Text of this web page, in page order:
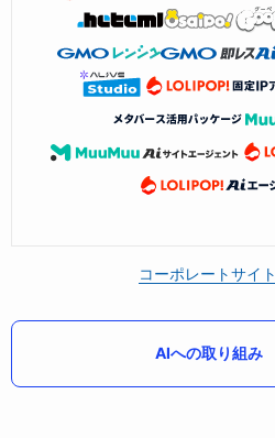
コーポレートサイト
AIへの取り組み